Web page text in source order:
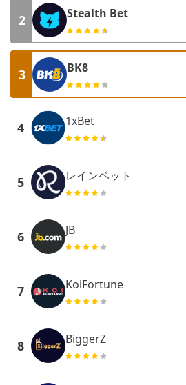
2 Stealth Bet
3 BK8
4 1xBet
5 レインベット
6 JB
7 KoiFortune
8 BiggerZ